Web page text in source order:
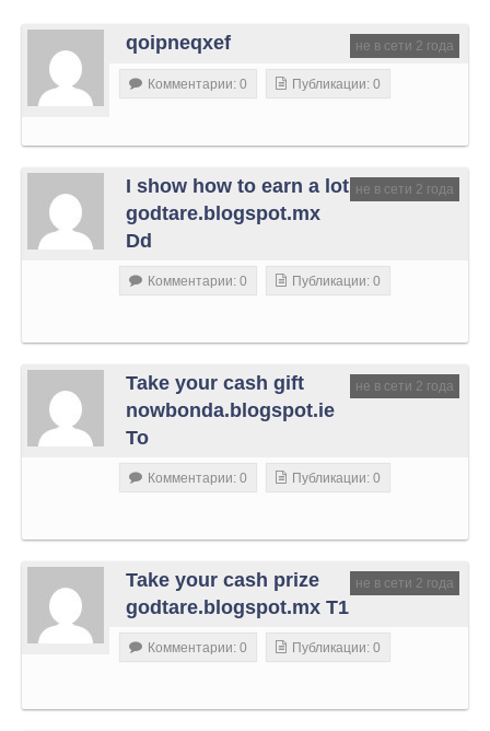
не в сети 2 года
qoipneqxef
Комментарии: 0 Публикации: 0
не в сети 2 года
I show how to earn a lot
godtare.blogspot.mx
Dd
Комментарии: 0 Публикации: 0
не в сети 2 года
Take your cash gift
nowbonda.blogspot.ie
To
Комментарии: 0 Публикации: 0
не в сети 2 года
Take your cash prize
godtare.blogspot.mx T1
Комментарии: 0 Публикации: 0